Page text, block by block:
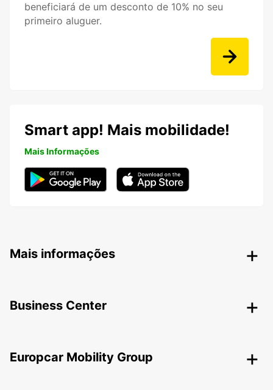
beneficiará de um desconto de 10% no seu
primeiro aluguer.
Smart app! Mais mobilidade!
Mais Informações
Mais informações
Business Center
Europcar Mobility Group